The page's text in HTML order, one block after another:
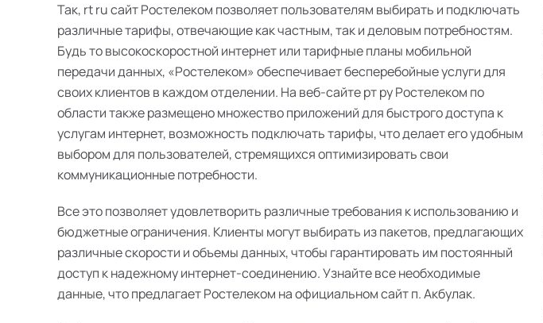
Так, rt ru сайт Ростелеком позволяет пользователям выбирать и подключать
различные тарифы, отвечающие как частным, так и деловым потребностям.
Будь то высокоскоростной интернет или тарифные планы мобильной
передачи данных, «Ростелеком» обеспечивает бесперебойные услуги для
своих клиентов в каждом отделении. На веб-сайте рт ру Ростелеком по
области также размещено множество приложений для быстрого доступа к
услугам интернет, возможность подключать тарифы, что делает его удобным
выбором для пользователей, стремящихся оптимизировать свои
коммуникационные потребности.
Все это позволяет удовлетворить различные требования к использованию и
бюджетные ограничения. Клиенты могут выбирать из пакетов, предлагающих
различные скорости и объемы данных, чтобы гарантировать им постоянный
доступ к надежному интернет-соединению. Узнайте все необходимые
данные, что предлагает Ростелеком на официальном сайт п. Акбулак.